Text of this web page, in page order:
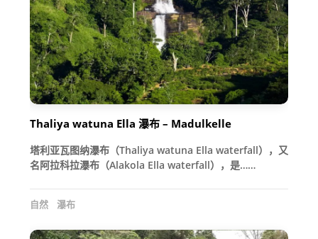
Thaliya watuna Ella 瀑布 – Madulkelle
塔利亚瓦图纳瀑布（Thaliya watuna Ella waterfall），又
名阿拉科拉瀑布（Alakola Ella waterfall），是……
自然 瀑布